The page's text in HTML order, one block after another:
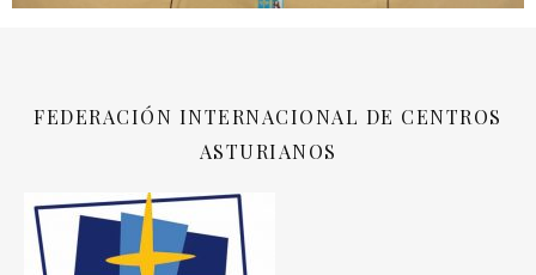
FEDERACIÓN INTERNACIONAL DE CENTROS
ASTURIANOS